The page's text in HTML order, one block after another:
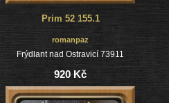
Prim 52 155.1
romanpaz
Frýdlant nad Ostravicí 73911
920 Kč